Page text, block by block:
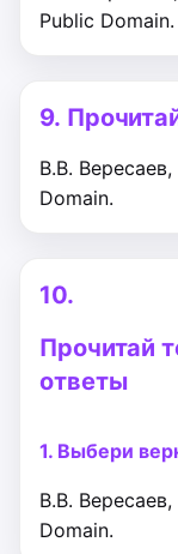
Public Domain.
9.
В.В. Вересаев,
Domain.
10.
Прочитай
ответы
1. Выбери
В.В. Вересаев,
Domain.